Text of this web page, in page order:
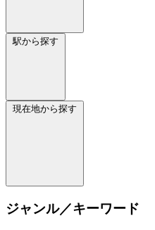
駅から探す
現在地から探す
ジャンル／キーワード